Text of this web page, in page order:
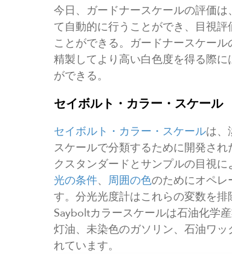
今日、ガードナースケールの評価
て自動的に行うことができ、目視
ことができる。ガードナースケー
精製してより高い白色度を得る際
ができる。
セイボルト・カラー・スケール
セイボルト・カラー・スケールは、
スケールで分類するために開発さ
クスタンダードとサンプルの目視に
光の条件、 周囲の色のためにオペレ
す。分光光度計はこれらの変数を排
Sayboltカラースケールは石油化学
灯油、未染色のガソリン、石油ワ
れています。